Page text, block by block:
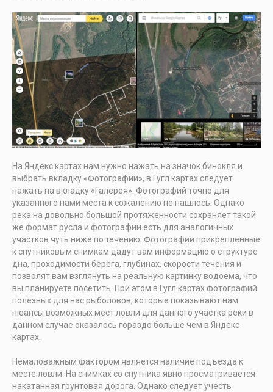
На Яндекс картах нам нужно нажать на значок бинокля и
выбрать вкладку «Фотографии», в Гугл картах следует
нажать на вкладку «Галерея». Фотографий точно для
указанного нами места к сожалению не нашлось. Однако
река на довольно большой протяженности сохраняет такой
же формат русла и фотографии есть для аналогичных
участков чуть ниже по течению. Фотографии прикрепленные
к спутниковым снимкам дадут вам информацию о структуре
дна, проходимости берега, глубинах, скорости течения и
позволят вам взглянуть на реальную картинку водоема, что
вы планируете посетить. При этом в Гугл картах фотографий
полезных для нас рыболовов, которые показывают нам
нюансы возможных мест ловли для данного участка реки в
данном случае оказалось гораздо больше чем в Яндекс
картах.
Немаловажным фактором является наличие подъезда к
месте ловли. На снимках со спутника явно просматривается
накатанная грунтовая дорога. Однако следует учесть